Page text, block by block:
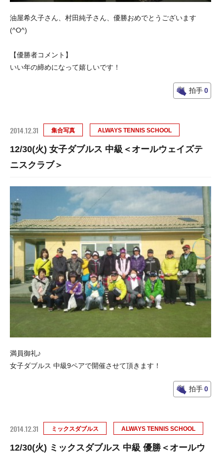
油屋希久子さん、村田純子さん、優勝おめでとうございます
(^O^)
【優勝者コメント】
いい年の締めになって嬉しいです！
拍手0
2014.12.31 集合写真 ALWAYS TENNIS SCHOOL
12/30(火) 女子ダブルス 中級＜オールウェイズテ
ニスクラブ＞
満員御礼♪
女子ダブルス 中級9ペアで開催させて頂きます！
拍手0
2014.12.31 ミックスダブルス ALWAYS TENNIS SCHOOL
12/30(火) ミックスダブルス 中級 優勝＜オールウ